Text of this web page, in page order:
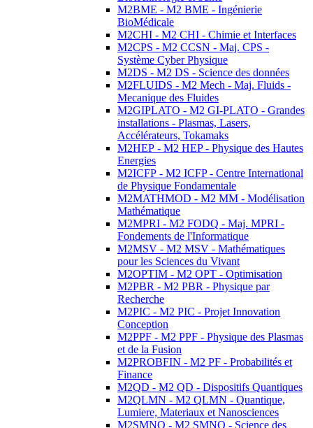
M2BME - M2 BME - Ingénierie
BioMédicale
M2CHI - M2 CHI - Chimie et Interfaces
M2CPS - M2 CCSN - Maj. CPS -
Système Cyber Physique
M2DS - M2 DS - Science des données
M2FLUIDS - M2 Mech - Maj. Fluids -
Mecanique des Fluides
M2GIPLATO - M2 GI-PLATO - Grandes
installations - Plasmas, Lasers,
Accélérateurs, Tokamaks
M2HEP - M2 HEP - Physique des Hautes
Energies
M2ICFP - M2 ICFP - Centre International
de Physique Fondamentale
M2MATHMOD - M2 MM - Modélisation
Mathématique
M2MPRI - M2 FODQ - Maj. MPRI -
Fondements de l'Informatique
M2MSV - M2 MSV - Mathématiques
pour les Sciences du Vivant
M2OPTIM - M2 OPT - Optimisation
M2PBR - M2 PBR - Physique par
Recherche
M2PIC - M2 PIC - Projet Innovation
Conception
M2PPF - M2 PPF - Physique des Plasmas
et de la Fusion
M2PROBFIN - M2 PF - Probabilités et
Finance
M2QD - M2 QD - Dispositifs Quantiques
M2QLMN - M2 QLMN - Quantique,
Lumiere, Materiaux et Nanosciences
M2SMNO - M2 SMNO - Science des